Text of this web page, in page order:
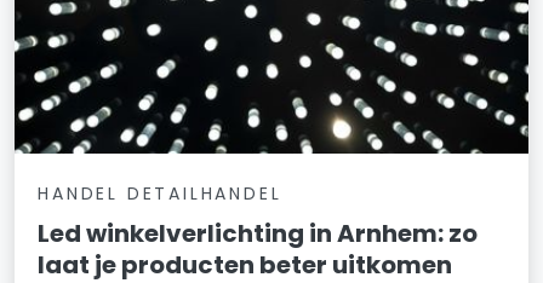
HANDEL DETAILHANDEL
Led winkelverlichting in Arnhem: zo
laat je producten beter uitkomen